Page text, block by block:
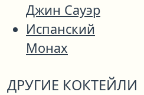
Джин Сауэр
Испанский
Монах
ДРУГИЕ КОКТЕЙЛИ